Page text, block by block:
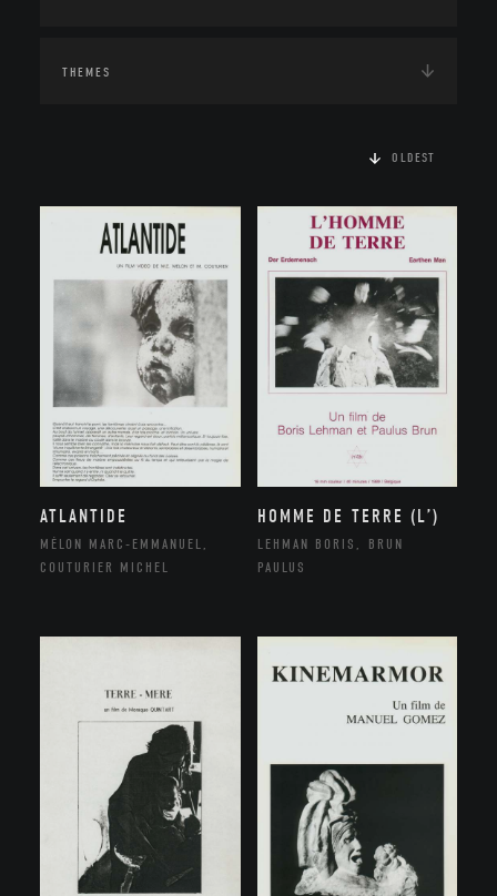
THEMES
OLDEST
ATLANTIDE
MÉLON MARC-EMMANUEL,
COUTURIER MICHEL
HOMME DE TERRE (L’)
LEHMAN BORIS, BRUN
PAULUS